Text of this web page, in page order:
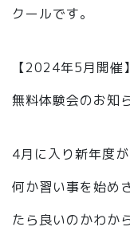
クールです。
【2024年5月開
無料体験会のお知
4月に入り新年度
何か習い事を始め
たら良いのかわか